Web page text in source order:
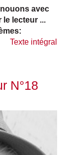
avec
le lecteur ...
Texte intégral
N°18